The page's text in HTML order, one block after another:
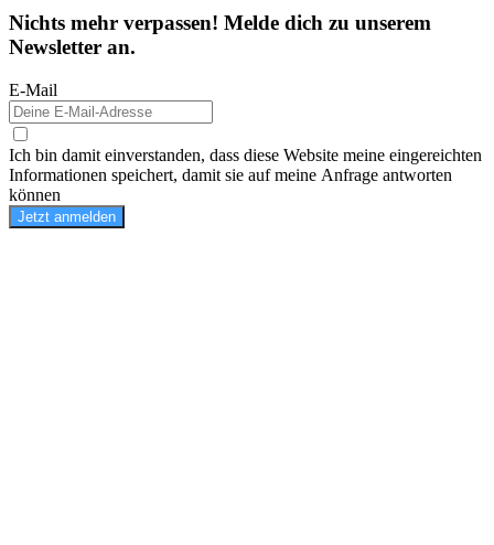
Nichts mehr verpassen! Melde dich zu unserem
Newsletter an.
E-Mail
Ich bin damit einverstanden, dass diese Website meine eingereichten
Informationen speichert, damit sie auf meine Anfrage antworten
können
Jetzt anmelden